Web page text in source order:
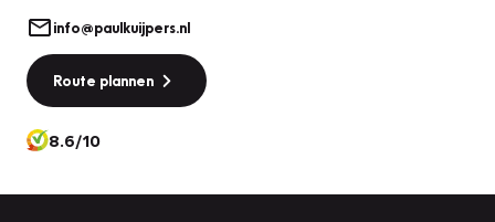
info@paulkuijpers.nl
Route plannen
8.6/10